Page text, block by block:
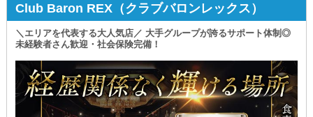
Club Baron REX（クラブバロンレックス）
＼エリアを代表する大人気店／ 大手グループが誇るサポート体制◎
未経験者さん歓迎・社会保険完備！